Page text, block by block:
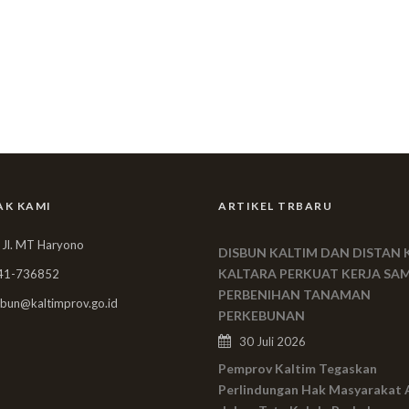
KAMI
MT Haryono
736852
ARTIKEL TRBARU
DISBUN KALTIM DAN DISTAN
KALTARA PERKUAT KERJA
PERBENIHAN TANAMAN
PERKEBUNAN
30 Juli 2026
Pemprov Kaltim Tegaskan
Perlindungan Hak Masyarakat